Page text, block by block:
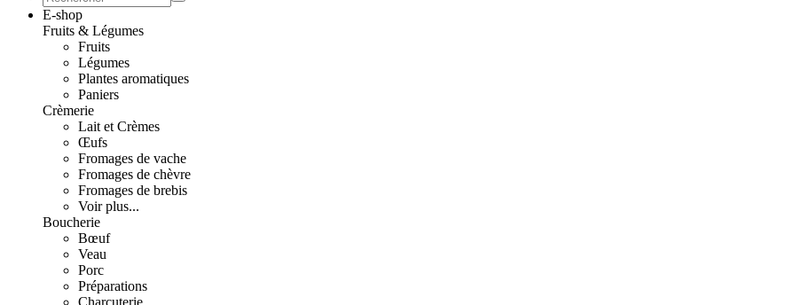
E-shop
Fruits & Légumes
Fruits
Légumes
Plantes aromatiques
Paniers
Crèmerie
Lait et Crèmes
Œufs
Fromages de vache
Fromages de chèvre
Fromages de brebis
Voir plus...
Boucherie
Bœuf
Veau
Porc
Préparations
Charcuterie